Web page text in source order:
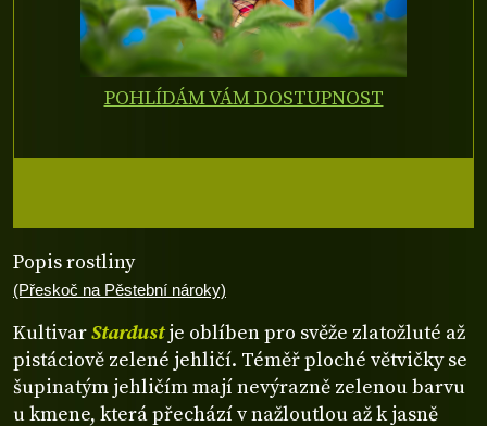
Popis rostliny
(Přeskoč na Pěstební nároky)
KultivarStardustje oblíben pro svěže zlatožluté až
pistáciově zelené jehličí. Téměř ploché větvičky se
šupinatým jehličím mají nevýrazně zelenou barvu
u kmene, která přechází v nažloutlou až k jasně
POHLÍDÁM VÁM DOSTUPNOST